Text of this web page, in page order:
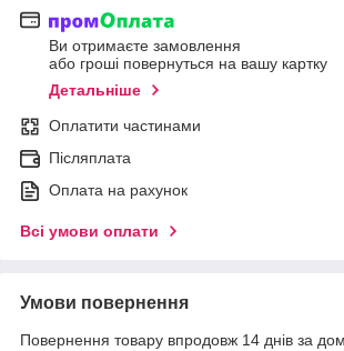
Ви отримаєте замовлення
або гроші повернуться на вашу картку
Детальніше
Оплатити частинами
Післяплата
Оплата на рахунок
Всі умови оплати
Умови повернення
Повернення товару впродовж 14 днів за